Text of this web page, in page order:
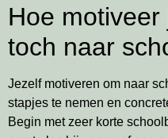
Hoe
toch naar
Jezelf motiveren om naar
stapjes te nemen en
Begin met zeer korte